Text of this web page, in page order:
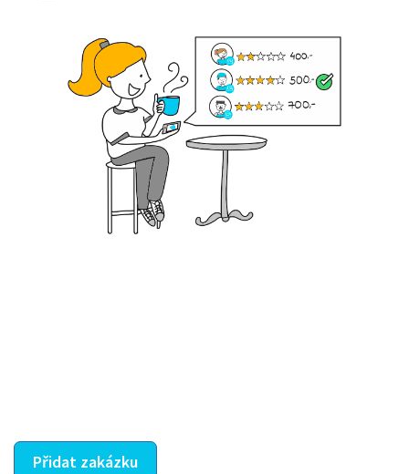
Přidat zakázku